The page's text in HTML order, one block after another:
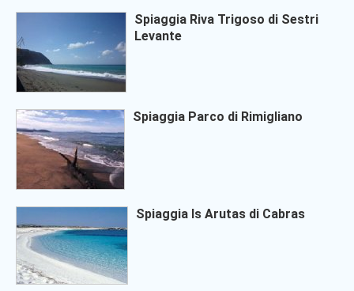
Spiaggia Riva Trigoso di Sestri
Levante
Spiaggia Parco di Rimigliano
Spiaggia Is Arutas di Cabras